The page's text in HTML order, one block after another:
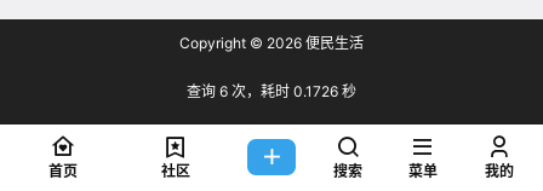
Copyright © 2026 便民生活
查询 6 次，耗时 0.1726 秒
首页 社区 搜索 菜单 我的